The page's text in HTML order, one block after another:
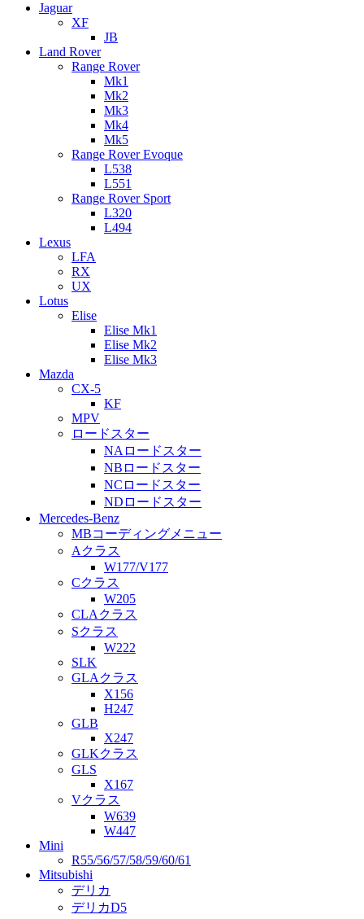
Jaguar
XF
JB
Land Rover
Range Rover
Mk1
Mk2
Mk3
Mk4
Mk5
Range Rover Evoque
L538
L551
Range Rover Sport
L320
L494
Lexus
LFA
RX
UX
Lotus
Elise
Elise Mk1
Elise Mk2
Elise Mk3
Mazda
CX-5
KF
MPV
ロードスター
NAロードスター
NBロードスター
NCロードスター
NDロードスター
Mercedes-Benz
MBコーディングメニュー
Aクラス
W177/V177
Cクラス
W205
CLAクラス
Sクラス
W222
SLK
GLAクラス
X156
H247
GLB
X247
GLKクラス
GLS
X167
Vクラス
W639
W447
Mini
R55/56/57/58/59/60/61
Mitsubishi
デリカ
デリカD5